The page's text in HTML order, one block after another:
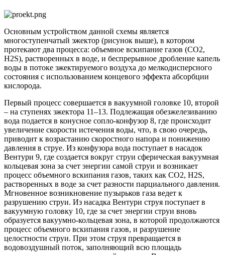
Основным устройством данной схемы является
многоступенчатый эжектор (рисунок выше), в котором
протекают два процесса: объемное вскипание газов (СО2,
Н2S), растворенных в воде, и беспрерывное дробление капель
воды в потоке эжектируемого воздуха до мелкодисперсного
состояния с использованием концевого эффекта абсорбции
кислорода.
Первый процесс совершается в вакуумной головке 10, второй
– на ступенях эжектора 11–13. Подлежащая обезжелезиванию
вода подается в конусное сопло-конфузор 8, где происходит
увеличение скорости истечения воды, что, в свою очередь,
приводит к возрастанию скоростного напора и понижению
давления в струе. Из конфузора вода поступает в насадок
Вентури 9, где создается вокруг струи сферическая вакуумная
кольцевая зона за счет энергии самой струи и возникает
процесс объемного вскипания газов, таких как СО2, Н2S,
растворенных в воде за счет разности парциального давления.
Мгновенное возникновение пузырьков газа ведет к
разрушению струи. Из насадка Вентури струя поступает в
вакуумную головку 10, где за счет энергии струи вновь
образуется вакуумно-кольцевая зона, в которой продолжаются
процесс объемного вскипания газов, и разрушение
целостности струи. При этом струя превращается в
водовоздушный поток, заполняющий всю площадь